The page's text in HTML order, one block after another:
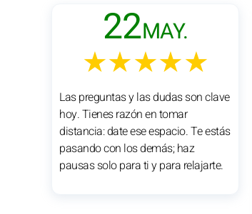
22MAY.
★★★★★
Las preguntas y las dudas son clave
hoy. Tienes razón en tomar
distancia: date ese espacio. Te estás
pasando con los demás; haz
pausas solo para ti y para relajarte.